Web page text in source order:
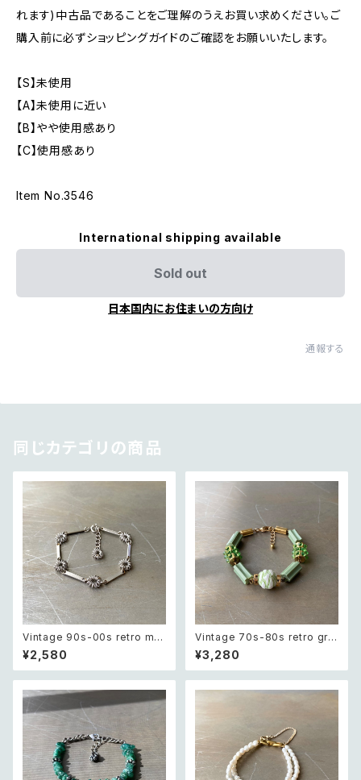
れます)中古品であることをご理解のうえお買い求めください。ご
購入前に必ずショッピングガイドのご確認をお願いいたします。
【S】未使用
【A】未使用に近い
【B】やや使用感あり
【C】使用感あり
Item No.3546
International shipping available
Sold out
日本国内にお住まいの方向け
通報する
同じカテゴリの商品
Vintage 90s-00s retro met
al wire flower chain bracel
et レトロ ヴィンテージ アクセサ
リー シルバー メタル ワイヤー
¥2,580
Vintage 70s-80s retro gre
en bijou classical beads b
racelet レトロ ヴィンテージ ア
クセサリー グリーン ビジュー ク
¥3,280